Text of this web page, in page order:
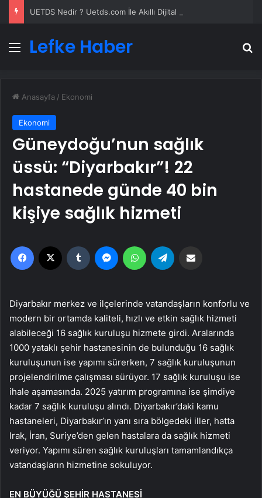
Menü
Lefke Haber
Anasayfa / Ekonomi
Ekonomi
Güneydoğu’nun sağlık
üssü: “Diyarbakır”! 22
hastanede günde 40 bin
kişiye sağlık hizmeti
Facebook Tumblr MessengerWhatsApp
Diyarbakır merkez ve ilçelerinde vatandaşların konforlu ve
modern bir ortamda kaliteli, hızlı ve etkin sağlık hizmeti
alabileceği 16 sağlık kuruluşu hizmete girdi. Aralarında
1000 yataklı şehir hastanesinin de bulunduğu 16 sağlık
kuruluşunun ise yapımı sürerken, 7 sağlık kuruluşunun
projelendirilme çalışması sürüyor. 17 sağlık kuruluşu ise
ihale aşamasında. 2025 yatırım programına ise şimdiye
kadar 7 sağlık kuruluşu alındı. Diyarbakır’daki kamu
hastaneleri, Diyarbakır’ın yanı sıra bölgedeki iller, hatta
Irak, İran, Suriye’den gelen hastalara da sağlık hizmeti
veriyor. Yapımı süren sağlık kuruluşları tamamlandıkça
vatandaşların hizmetine sokuluyor.
EN BÜYÜĞÜ ŞEHİR HASTANESİ